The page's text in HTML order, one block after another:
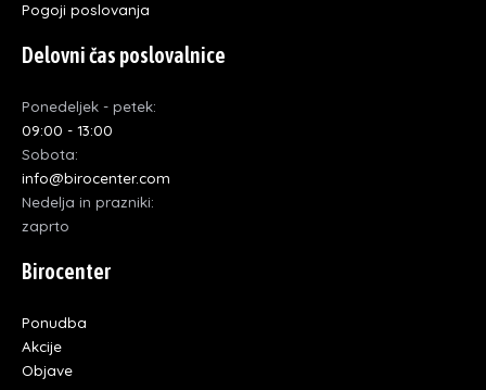
Pogoji poslovanja
Delovni čas poslovalnice
Ponedeljek - petek:
09:00 - 13:00
Sobota:
info@birocenter.com
Nedelja in prazniki:
zaprto
Birocenter
Ponudba
Akcije
Objave